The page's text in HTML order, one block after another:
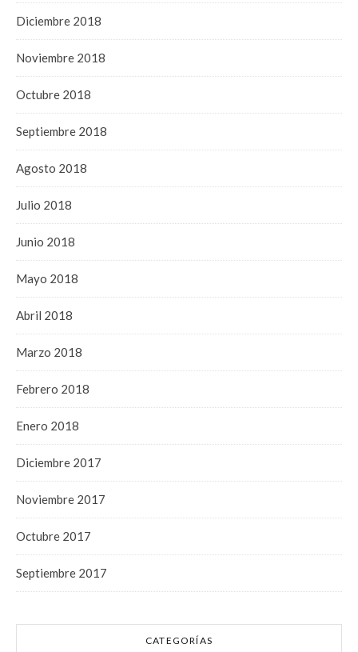
Diciembre 2018
Noviembre 2018
Octubre 2018
Septiembre 2018
Agosto 2018
Julio 2018
Junio 2018
Mayo 2018
Abril 2018
Marzo 2018
Febrero 2018
Enero 2018
Diciembre 2017
Noviembre 2017
Octubre 2017
Septiembre 2017
CATEGORÍAS